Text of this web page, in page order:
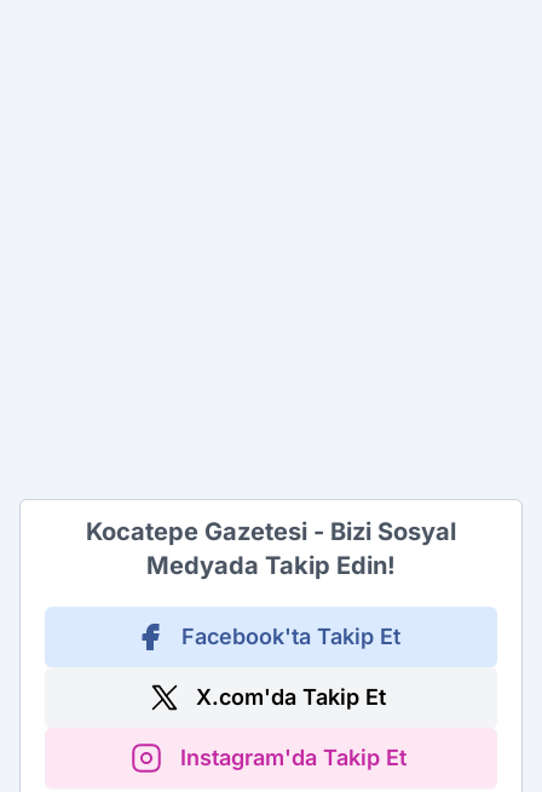
Kocatepe Gazetesi - Bizi Sosyal
Medyada Takip Edin!
Facebook'ta Takip Et
X.com'da Takip Et
Instagram'da Takip Et